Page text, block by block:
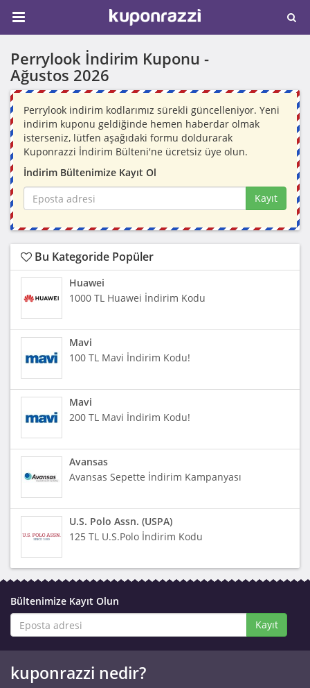
Perrylook İndirim Kuponu -
Ağustos 2026
Perrylook indirim kodlarımız sürekli güncelleniyor. Yeni
indirim kuponu geldiğinde hemen haberdar olmak
isterseniz, lütfen aşağıdaki formu doldurarak
Kuponrazzi İndirim Bülteni'ne ücretsiz üye olun.
İndirim Bültenimize Kayıt Ol
Kayıt
Bu Kategoride Popüler
Huawei
1000 TL Huawei İndirim Kodu
Mavi
100 TL Mavi İndirim Kodu!
Mavi
200 TL Mavi İndirim Kodu!
Avansas
Avansas Sepette İndirim Kampanyası
U.S. Polo Assn. (USPA)
125 TL U.S.Polo İndirim Kodu
Bültenimize Kayıt Olun
Kayıt
kuponrazzi nedir?